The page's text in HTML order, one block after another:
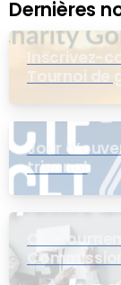
Dernières
Inscrivez-
Tournoi de
Jour
triennal
pour le